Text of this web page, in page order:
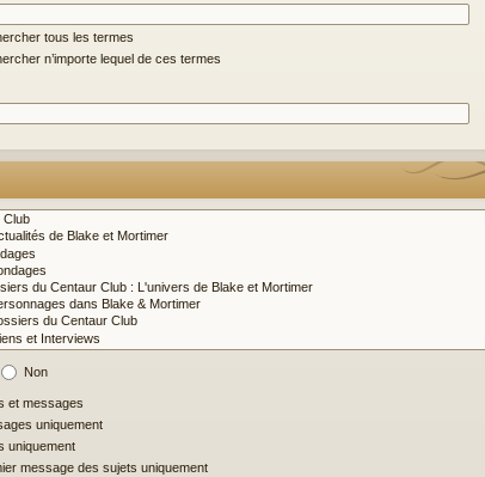
tous les termes
n’importe lequel de ces termes
Non
et messages
uniquement
uniquement
message des sujets uniquement